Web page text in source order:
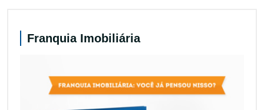
Franquia Imobiliária